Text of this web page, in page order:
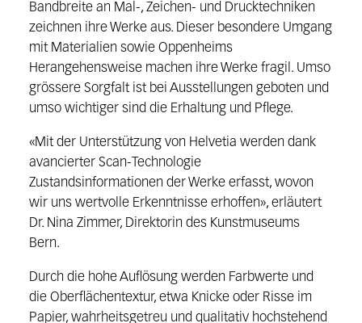
Bandbreite an Mal-, Zeichen- und Drucktechniken
zeichnen ihre Werke aus. Dieser besondere Umgang
mit Materialien sowie Oppenheims
Herangehensweise machen ihre Werke fragil. Umso
grössere Sorgfalt ist bei Ausstellungen geboten und
umso wichtiger sind die Erhaltung und Pflege.
«Mit der Unterstützung von Helvetia werden dank
avancierter Scan-Technologie
Zustandsinformationen der Werke erfasst, wovon
wir uns wertvolle Erkenntnisse erhoffen», erläutert
Dr. Nina Zimmer, Direktorin des Kunstmuseums
Bern.
Durch die hohe Auflösung werden Farbwerte und
die Oberflächentextur, etwa Knicke oder Risse im
Papier, wahrheitsgetreu und qualitativ hochstehend